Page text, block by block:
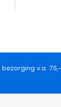
bezorging v.a. 75,-